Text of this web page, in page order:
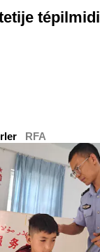
tépilmidi
RFA